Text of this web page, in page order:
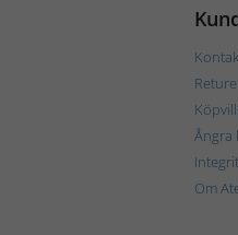
Ångra
Om